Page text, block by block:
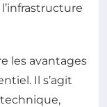
les avantages
Il s’agit